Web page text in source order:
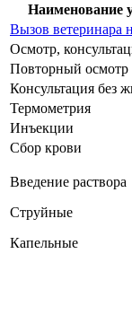
Наименование
Вызов ветеринара
Осмотр,
Повторный осмотр
Консультация без
Термометрия
Инъекции
Сбор крови
Введение раствора
Струйные
Капельные